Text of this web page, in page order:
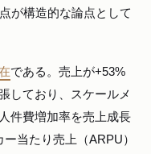
が構造的な論点として
である。売上が+53%
しており、スケールメ
件費増加率を売上成長
当たり売上（ARPU）